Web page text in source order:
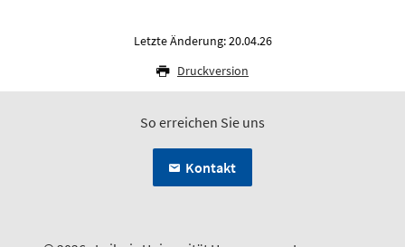
Letzte Änderung: 20.04.26
Druckversion
So erreichen Sie uns
Kontakt